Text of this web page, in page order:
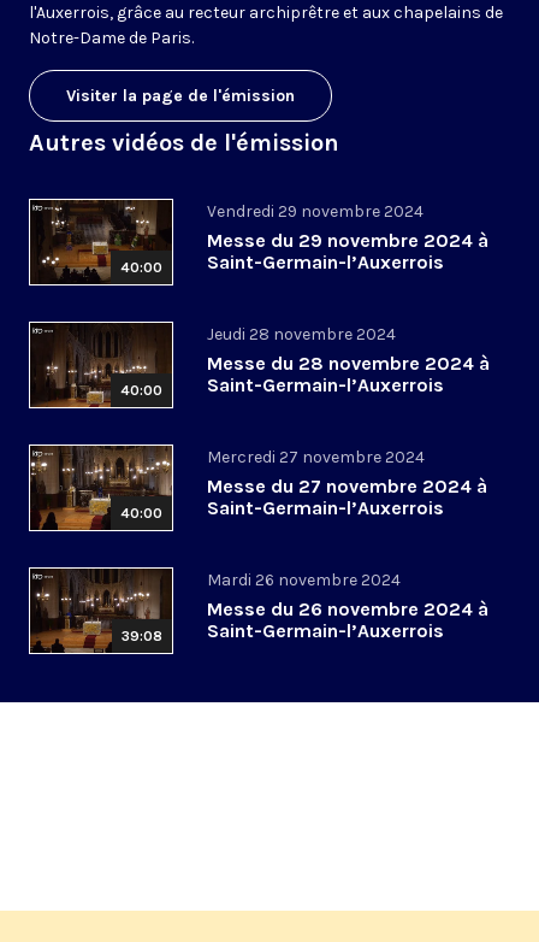
l'Auxerrois, grâce au recteur archiprêtre et aux chapelains de
Notre-Dame de Paris.
Visiter la page de l'émission
Autres vidéos de l'émission
40:00
Vendredi 29 novembre 2024
Messe du 29 novembre 2024 à
Saint-Germain-l’Auxerrois
40:00
Jeudi 28 novembre 2024
Messe du 28 novembre 2024 à
Saint-Germain-l’Auxerrois
40:00
Mercredi 27 novembre 2024
Messe du 27 novembre 2024 à
Saint-Germain-l’Auxerrois
39:08
Mardi 26 novembre 2024
Messe du 26 novembre 2024 à
Saint-Germain-l’Auxerrois